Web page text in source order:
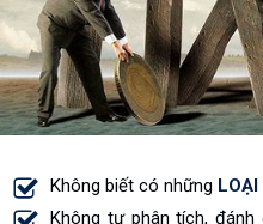
Không biết có những
Không tự phân tích,